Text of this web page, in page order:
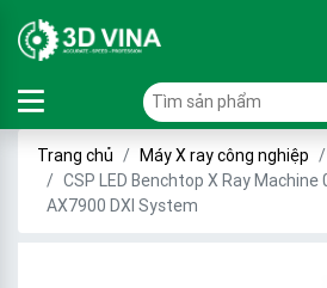
Trang chủ Máy X ray công nghiệp
CSP LED Benchtop X Ray Machine
AX7900 DXI System